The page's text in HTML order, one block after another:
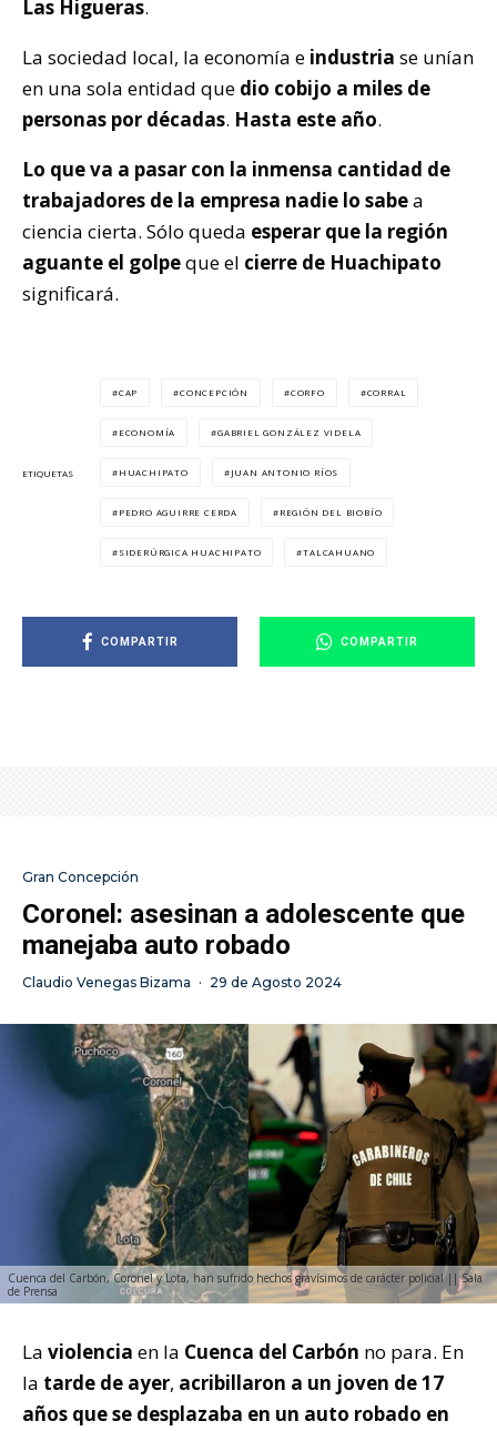
Las Higueras.
La sociedad local, la economía e industria se unían
en una sola entidad que dio cobijo a miles de
personas por décadas. Hasta este año.
Lo que va a pasar con la inmensa cantidad de
trabajadores de la empresa nadie lo sabea
ciencia cierta. Sólo queda esperar que la región
aguante el golpeque el cierre de Huachipato
significará.
ETIQUETAS
CAP CONCEPCIÓN CORFO CORRAL
ECONOMÍA GABRIEL GONZÁLEZ VIDELA
HUACHIPATO JUAN ANTONIO RÍOS
PEDRO AGUIRRE CERDA REGIÓN DEL BIOBÍO
SIDERÚRGICA HUACHIPATO TALCAHUANO
COMPARTIR COMPARTIR
Gran Concepción
Coronel: asesinan a adolescente que
manejaba auto robado
Claudio Venegas Bizama · 29 de Agosto 2024
Cuenca del Carbón, Coronel y Lota, han sufrido hechos gravísimos de carácter policial || Sala
de Prensa
La violencia en la Cuenca del Carbón no para. En
la tarde de ayer, acribillaron a un joven de 17
años que se desplazaba en un auto robado en